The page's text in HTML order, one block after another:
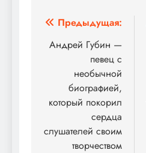
Навигация
по
записям
Предыдущая:
Андрей Губин —
певец с
необычной
биографией,
который покорил
сердца
слушателей своим
творчеством